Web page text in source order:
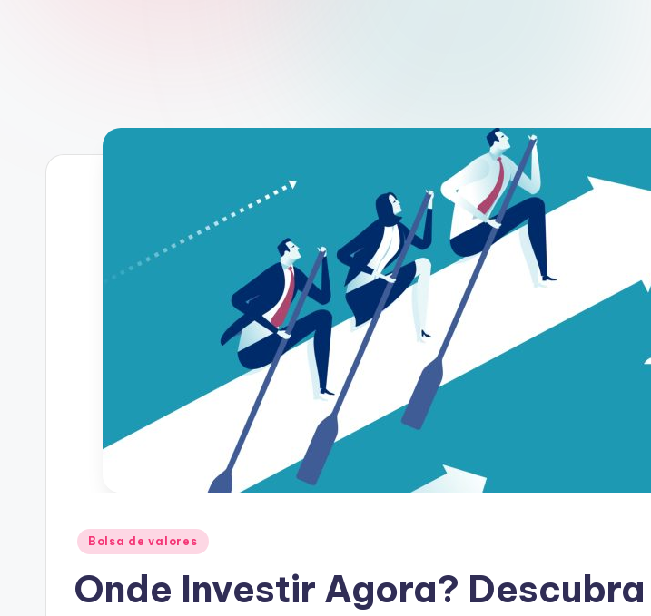
Posted
Bolsa de valores
Onde Investir Agora? Descubra